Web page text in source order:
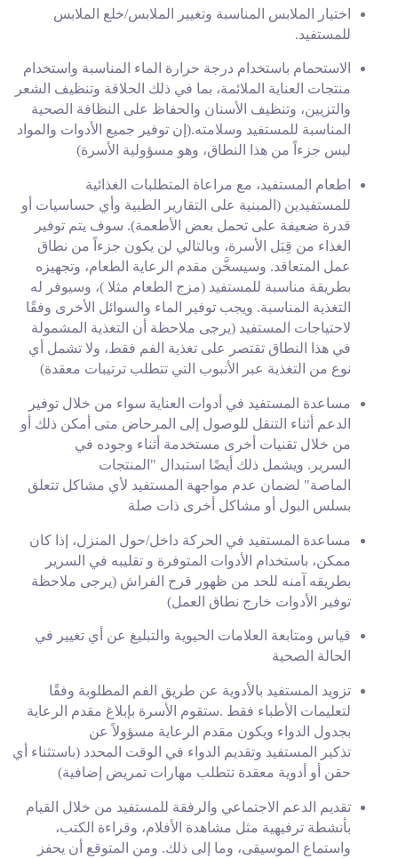
اختيار الملابس المناسبة وتغيير الملابس/خلع الملابس
للمستفيد.
الاستحمام باستخدام درجة حرارة الماء المناسبة واستخدام
منتجات العناية الملائمة، بما في ذلك الحلاقة وتنظيف الشعر
والتزيين، وتنظيف الأسنان والحفاظ على النظافة الصحية
المناسبة للمستفيد وسلامته.( إن توفير جميع الأدوات والمواد
ليس جزءاً من هذا النطاق، وهو مسؤولية الأسرة)
اطعام المستفيد، مع مراعاة المتطلبات الغذائية
للمستفيدين) المبنية على التقارير الطبية وأي حساسيات أو
قدرة ضعيفة على تحمل بعض الأطعمة). سوف يتم توفير
الغذاء من قِبَل الأسرة، وبالتالي لن يكون جزءاً من نطاق
عمل المتعاقد. وسيسخَّن مقدم الرعاية الطعام، وتجهيزه
بطريقة مناسبة للمستفيد )مزج الطعام مثلا(، وسيوفر له
التغذية المناسبة. ويجب توفير الماء والسوائل الأخرى وفقًا
لاحتياجات المستفيد (يرجى ملاحظة أن التغذية المشمولة
في هذا النطاق تقتصر على تغذية الفم فقط، ولا تشمل أي
نوع من التغذية عبر الأنبوب التي تتطلب ترتيبات معقدة)
مساعدة المستفيد في أدوات العناية سواء من خلال توفير
الدعم أثناء التنقل للوصول إلى المرحاض متى أمكن ذلك أو
من خلال تقنيات أخرى مستخدمة أثناء وجوده في
السرير. ويشمل ذلك أيضًا استبدال "المنتجات
الماصة" لضمان عدم مواجهة المستفيد لأي مشاكل تتعلق
بسلس البول أو مشاكل أخرى ذات صلة
مساعدة المستفيد في الحركة داخل/حول المنزل، إذا كان
ممكن، باستخدام الأدوات المتوفرة و تقليبه في السرير
بطريقه آمنه للحد من ظهور قرح الفراش)يرجى ملاحظة
توفير الأدوات خارج نطاق العمل)
قياس ومتابعة العلامات الحيوية والتبليغ عن أي تغيير في
الحالة الصحية
تزويد المستفيد بالأدوية عن طريق الفم المطلوبة وفقًا
لتعليمات الأطباء فقط .ستقوم الأسرة بإبلاغ مقدم الرعاية
بجدول الدواء ويكون مقدم الرعاية مسؤولاً عن
تذكير
المستفيد وتقديم الدواء في الوقت المحدد)باستثناء أي
حقن أو أدوية معقدة تتطلب مهارات تمريض إضافية)
تقديم الدعم الاجتماعي والرفقة للمستفيد من خلال القيام
بأنشطة ترفيهية مثل مشاهدة الأفلام، وقراءة الكتب،
واستماع الموسيقى، وما إلى ذلك. ومن المتوقع أن يحفز